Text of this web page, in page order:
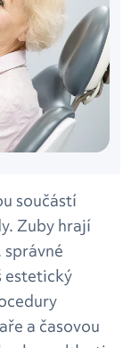
součástí
Zuby hrají
estetický
a časovou